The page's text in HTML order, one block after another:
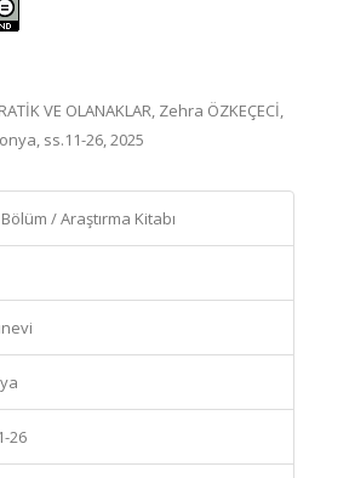
VE OLANAKLAR, Zehra ÖZKEÇECİ,
ss.11-26, 2025
/ Araştırma Kitabı
26